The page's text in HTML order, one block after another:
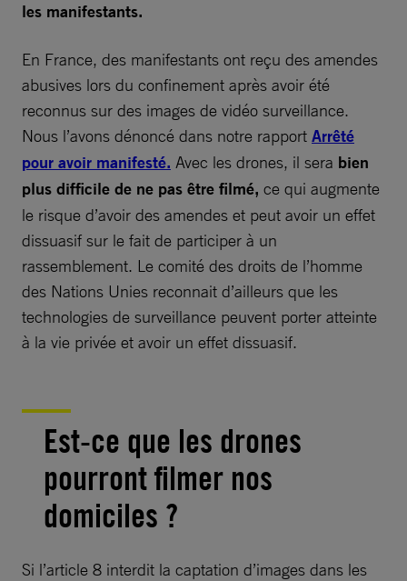
les manifestants.
En France, des manifestants ont reçu des amendes
abusives lors du confinement après avoir été
reconnus sur des images de vidéo surveillance.
Nous l’avons dénoncé dans notre rapport Arrêté
pour avoir manifesté. Avec les drones, il sera bien
plus difficile de ne pas être filmé, ce qui augmente
le risque d’avoir des amendes et peut avoir un effet
dissuasif sur le fait de participer à un
rassemblement. Le comité des droits de l’homme
des Nations Unies reconnait d’ailleurs que les
technologies de surveillance peuvent porter atteinte
à la vie privée et avoir un effet dissuasif.
Est-ce que les drones
pourront filmer nos
domiciles ?
Si l’article 8 interdit la captation d’images dans les